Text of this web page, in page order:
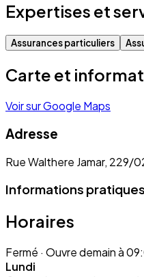
Expertises et
Assurances particuliers
Carte et
Voir sur Google Maps
Adresse
Rue Walthere Jamar, 229/
Informations pratiques
Horaires
Fermé · Ouvre demain à
Lundi